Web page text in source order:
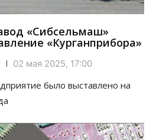
«Сибсельмаш»
«Курганприбора»
02 мая 2025, 17:00
было выставлено на